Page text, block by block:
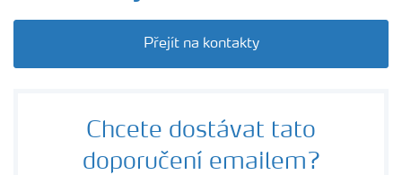
Přejít na kontakty
Chcete dostávat tato
doporučení emailem?